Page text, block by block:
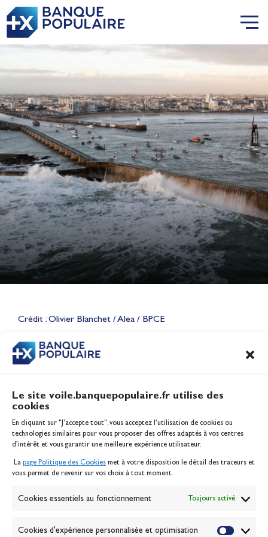
Le site voile.banquepopulaire.fr utilise des
cookies
En cliquant sur "J'accepte tout", vous acceptez l’utilisation de cookies ou
technologies similaires pour vous proposer des offres adaptés à vos centres
d’intérêt et vous garantir une meilleure expérience utilisateur.
La page Politique des Cookies met à votre disposition le détail des traceurs et
vous permet de revenir sur vos choix à tout moment.
Cookies essentiels au fonctionnement Toujours activé
Cookies d'expérience personnalisée et optimisation
Crédit : Olivier Blanchet / Alea / BPCE
CONTENU
Lauriane Nolot en or à Long
Jeux Olympiques 2028
Inscription serveur média
Contact
Politique des cookies
Banque de la voile
Passion Voile TV